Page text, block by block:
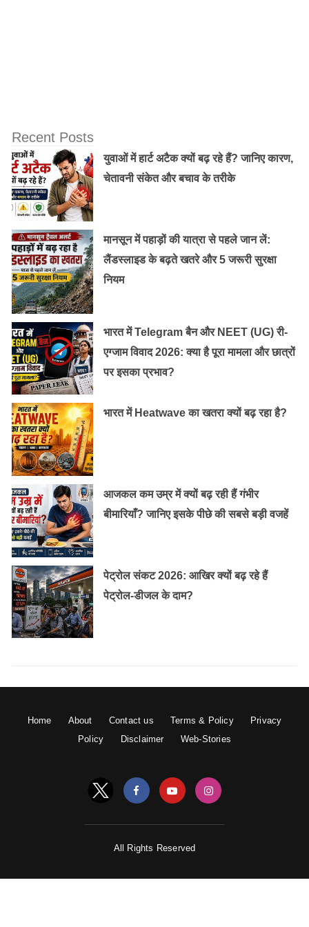
इसके कारण गर्भवती को सांस लेने में तकलीफ व उसे सांस फूलने की
समस्या हो सकती है। हालांकि, इसका शिशु के स्वास्थ्य पर किसी
तरह का प्रभाव नहीं देखा जा सकता है।
गर्भावस्था के आठवें महीने में आहार:
फाइबर युक्त खाद्य पदार्थ
फाइबर युक्त भोजन खाने से प्रेग्नेंसी में कब्ज, गैस व बवासीर के होने
का जोखिम कम किया जा सकता है। इसके लिए आहार दैनिक आहार
में ओट्स, मौसमी फल, एवोकाडो व हरी सब्जियां शामिल की जा
सकती हैं।
विटामिन व मिनरल युक्त खाद्य पदार्थ
इस दौरान माँ व शिशु को आयरन के साथ ही, कैल्शियम की भी
अधिक आवश्यकता होती है। इसलिए, दैनिक आहर में आयरन व
किया जा सकता है।
Recent Posts
युवाओं में हार्ट अटैक क्यों बढ़ रहे हैं? जानिए कारण,
चेतावनी संकेत और बचाव के तरीके
मानसून में पहाड़ों की यात्रा से पहले जान लें:
लैंडस्लाइड के बढ़ते खतरे और 5 जरूरी सुरक्षा
नियम
भारत में Telegram बैन और NEET (UG) री-
एग्जाम विवाद 2026: क्या है पूरा मामला और छात्रों
पर इसका प्रभाव?
भारत में Heatwave का खतरा क्यों बढ़ रहा है?
आजकल कम उम्र में क्यों बढ़ रही हैं गंभीर
बीमारियाँ? जानिए इसके पीछे की सबसे बड़ी वजहें
पेट्रोल संकट 2026: आखिर क्यों बढ़ रहे हैं
पेट्रोल-डीजल के दाम?
Home About Contact us Terms & Policy
Privacy
Policy
Disclaimer Web-Stories
All Rights Reserved